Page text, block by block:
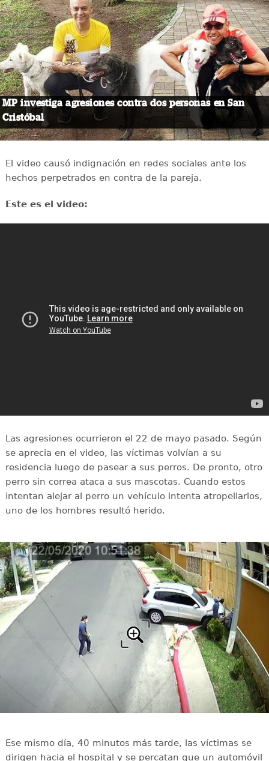
MP investiga agresiones contra dos personas en San
Cristóbal
El video causó indignación en redes sociales ante los
hechos perpetrados en contra de la pareja.
Este es el video:
Las agresiones ocurrieron el 22 de mayo pasado. Según
se aprecia en el video, las víctimas volvían a su
residencia luego de pasear a sus perros. De pronto, otro
perro sin correa ataca a sus mascotas. Cuando estos
intentan alejar al perro un vehículo intenta atropellarlos,
uno de los hombres resultó herido.
Ese mismo día, 40 minutos más tarde, las víctimas se
dirigen hacia el hospital y se percatan que un automóvil